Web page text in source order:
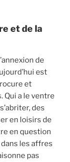
et de la
de
est
et
Qui a le ventre
des
en loisirs de
en question
les affres
pas